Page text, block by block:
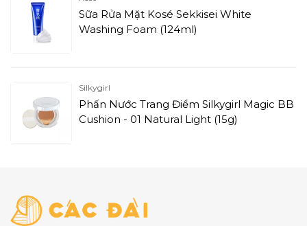
Sữa Rửa Mặt Kosé Sekkisei White
Washing Foam (124ml)
Silkygirl
Phấn Nước Trang Điểm Silkygirl Magic BB
Cushion - 01 Natural Light (15g)